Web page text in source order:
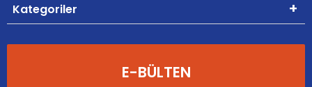
Kategoriler
E-BÜLTEN